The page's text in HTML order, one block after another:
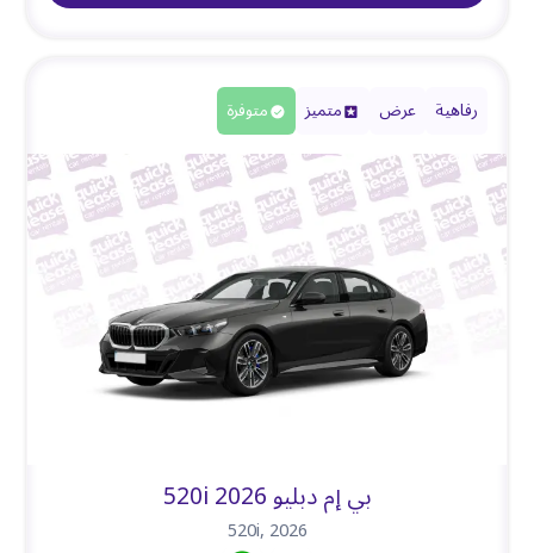
رفاهية عرض متميز متوفرة
بي إم دبليو 520i 2026
520i,2026